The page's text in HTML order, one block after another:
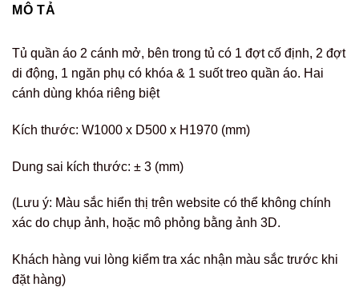
MÔ TẢ
Tủ quần áo 2 cánh mở, bên trong tủ có 1 đợt cố định, 2 đợt
di động, 1 ngăn phụ có khóa & 1 suốt treo quần áo. Hai
cánh dùng khóa riêng biệt
Kích thước: W1000 x D500 x H1970 (mm)
Dung sai kích thước: ± 3 (mm)
(Lưu ý: Màu sắc hiển thị trên website có thể không chính
xác do chụp ảnh, hoặc mô phỏng bằng ảnh 3D.
Khách hàng vui lòng kiểm tra xác nhận màu sắc trước khi
đặt hàng)